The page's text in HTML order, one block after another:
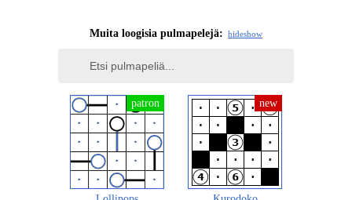
Muita loogisia pulmapelejä: hideshow